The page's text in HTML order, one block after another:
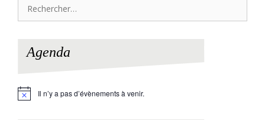
Agenda
N
Il n’y a pas d’évènements à venir.